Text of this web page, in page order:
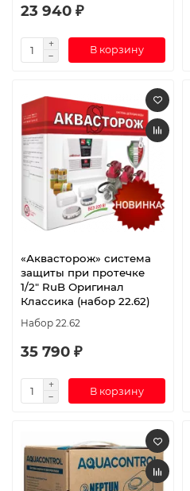
23 940 ₽
В корзину
«Аквасторож» система
защиты при протечке
1/2″ RuB Оригинал
Классика (набор 22.62)
Набор 22.62
35 790 ₽
В корзину